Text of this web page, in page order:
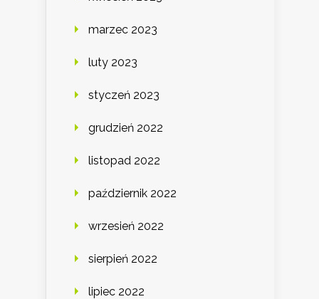
marzec 2023
luty 2023
styczeń 2023
grudzień 2022
listopad 2022
październik 2022
wrzesień 2022
sierpień 2022
lipiec 2022